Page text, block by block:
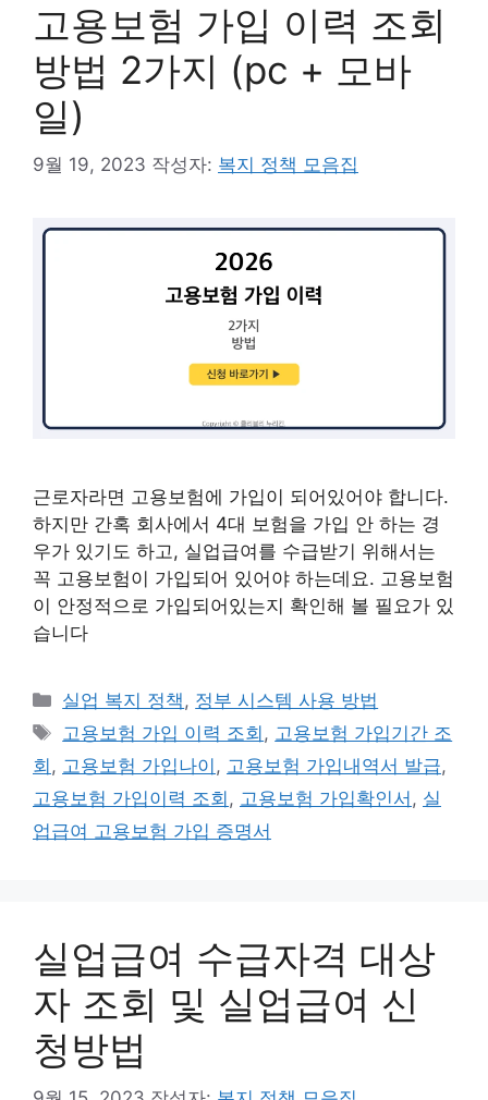
고용보험 가입 이력 조회
방법 2가지 (pc + 모바
일)
9월 19, 2023 작성자: 복지 정책 모음집
근로자라면 고용보험에 가입이 되어있어야 합니다.
하지만 간혹 회사에서 4대 보험을 가입 안 하는 경
우가 있기도 하고, 실업급여를 수급받기 위해서는
꼭 고용보험이 가입되어 있어야 하는데요. 고용보험
이 안정적으로 가입되어있는지 확인해 볼 필요가 있
습니다
카
테
리
실업 복지 정책, 정부 시스템 사용 방법
태
그
고용보험 가입 이력 조회 , 고용보험 가입기간 조
회 , 고용보험 가입나이 , 고용보험 가입내역서 발급,
고용보험 가입이력 조회 , 고용보험 가입확인서 , 실
업급여 고용보험 가입 증명서
실업급여 수급자격 대상
자 조회 및 실업급여 신
청방법